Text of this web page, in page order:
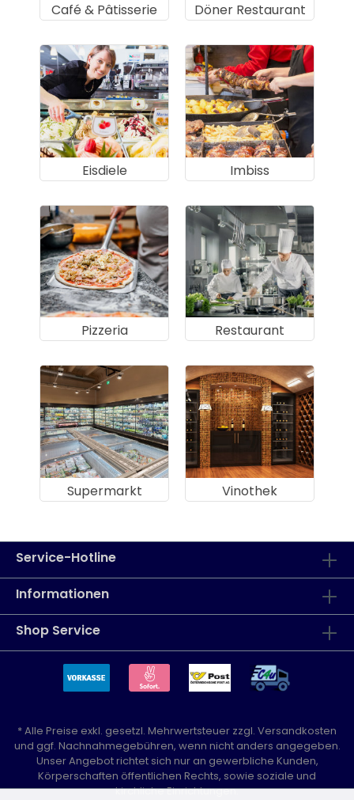
Café & Pâtisserie Döner Restaurant
Eisdiele Imbiss
Pizzeria Restaurant
Supermarkt Vinothek
Service-Hotline
Informationen
Shop Service
* Alle Preise exkl. gesetzl. Mehrwertsteuer zzgl. Versandkosten
und ggf. Nachnahmegebühren, wenn nicht anders angegeben.
Unser Angebot richtet sich nur an gewerbliche Kunden,
Körperschaften öffentlichen Rechts, sowie soziale und
kirchliche Einrichtungen.